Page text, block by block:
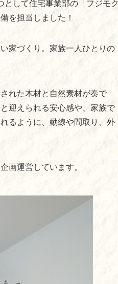
して住宅事業部の「フジモク
を担当しました！
家づくり。家族一人ひとりの
れた木材と自然素材が奏で
迎えられる安心感や、家族で
るように、動線や間取り、外
画運営しています。